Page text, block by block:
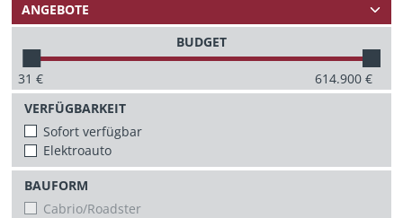
BUDGET
31 € 614.900€
VERFÜGBARKEIT
Sofort verfügbar
Elektroauto
BAUFORM
Cabrio/Roadster